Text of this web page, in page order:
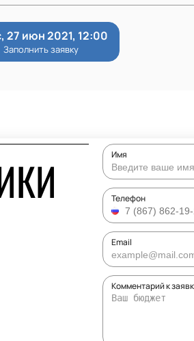
Имя
Телефон
Email
Комментарий к